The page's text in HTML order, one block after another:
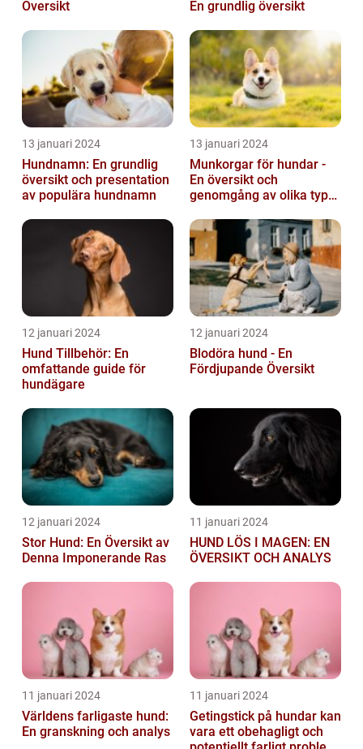
Översikt En grundlig översikt
13 januari 2024
Hundnamn: En grundlig
översikt och presentation
av populära hundnamn
13 januari 2024
Munkorgar för hundar -
En översikt och
genomgång av olika typer
och nackde...
12 januari 2024
Hund Tillbehör: En
omfattande guide för
hundägare
12 januari 2024
Blodöra hund - En
Fördjupande Översikt
12 januari 2024
Stor Hund: En Översikt av
Denna Imponerande Ras
11 januari 2024
HUND LÖS I MAGEN: EN
ÖVERSIKT OCH ANALYS
11 januari 2024
Världens farligaste hund:
En granskning och analys
11 januari 2024
Getingstick på hundar kan
vara ett obehagligt och